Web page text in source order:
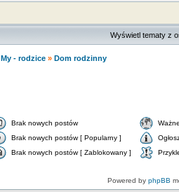
Wyświetl tematy z
My - rodzice » Dom rodzinny
Brak nowych postów
Brak nowych postów [ Popularny ]
Brak nowych postów [ Zablokowany ]
Powered by phpBB